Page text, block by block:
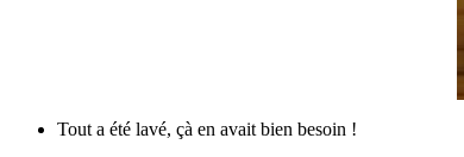
Tout a été lavé, çà en avait bien besoin !